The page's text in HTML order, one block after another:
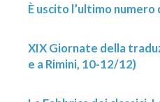
È uscito l’ultimo
XIX Giornate della
e a Rimini, 10-12/12)